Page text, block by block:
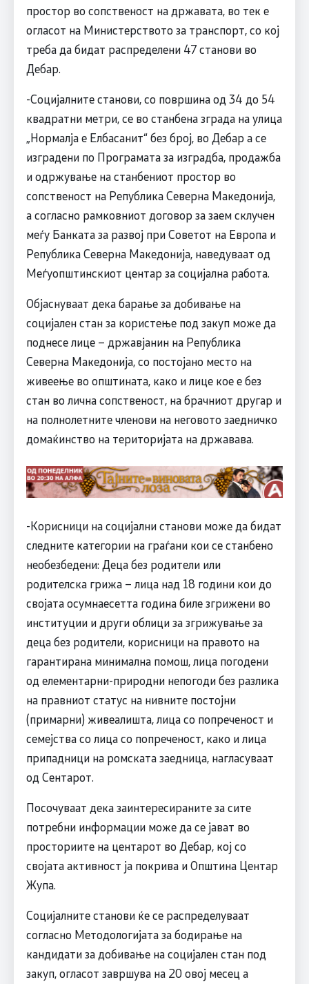
простор во сопственост на државата, во тек е
огласот на Министерството за транспорт, со кој
треба да бидат распределени 47 станови во
Дебар.
-Социјалните станови, со површина од 34 до 54
квадратни метри, се во станбенa зградa на улицa
„Нормалја е Елбасанит“ без број, во Дебар а се
изградени по Програмата за изградба, продажба
и одржување на станбениот простор во
сопственост на Република Северна Македонија,
а согласно рамковниот договор за заем склучен
меѓу Банката за развој при Советот на Европа и
Република Северна Македонија, наведуваат од
Меѓуопштинскиот центар за социјална работа.
Објаснуваат дека барање за добивање на
социјален стан за користење под закуп може да
поднесе лице – државјанин на Република
Северна Македонија, со постојано место на
живеење во општината, како и лице кое е без
стан во лична сопственост, на брачниот другар и
на полнолетните членови на неговото заедничко
домаќинство на територијата на државава.
-Корисници на социјални станови може да бидат
следните категории на граѓани кои се станбено
необезбедени: Деца без родители или
родителска грижа – лица над 18 години кои до
својата осумнаесетта година биле згрижени во
институции и други облици за згрижување за
деца без родители, корисници на правото на
гарантирана минимална помош, лица погодени
од елементарни-природни непогоди без разлика
на правниот статус на нивните постојни
(примарни) живеалишта, лица со попреченост и
семејства со лица со попреченост, како и лица
припадници на ромската заедница, нагласуваат
од Cентарот.
Посочуваат дека заинтересираните за сите
потребни информации може да се јават во
просториите на центарот во Дебар, кој со
својата активност ја покрива и Општина Центар
Жупа.
Социјалните станови ќе се распределуваат
согласно Методологијата за бодирање на
кандидати за добивање на социјален стан под
закуп, огласот завршува на 20 овој месец а